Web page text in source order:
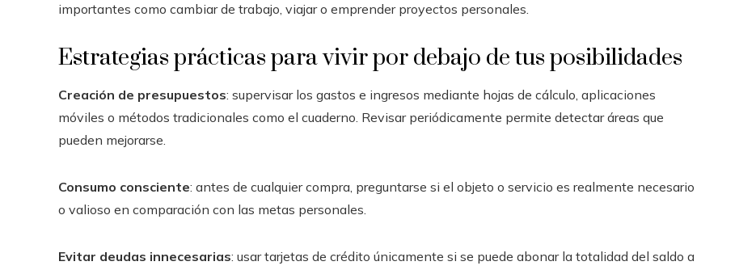
importantes como cambiar de trabajo, viajar o emprender proyectos personales.
Estrategias prácticas para vivir por debajo de tus posibilidades
Creación de presupuestos: supervisar los gastos e ingresos mediante hojas de cálculo, aplicaciones
móviles o métodos tradicionales como el cuaderno. Revisar periódicamente permite detectar áreas que
pueden mejorarse.
Consumo consciente: antes de cualquier compra, preguntarse si el objeto o servicio es realmente necesario
o valioso en comparación con las metas personales.
Evitar deudas innecesarias: usar tarjetas de crédito únicamente si se puede abonar la totalidad del saldo a